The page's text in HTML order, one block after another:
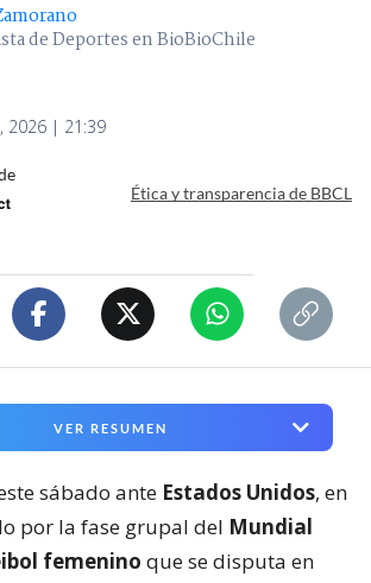
de Deportes en BioBioChile
2026 | 21:39
Ética y transparencia de BBCL
VER RESUMEN
sábado ante Estados Unidos, en
por la fase grupal del Mundial
femenino que se disputa en